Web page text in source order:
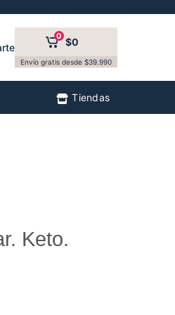
0 $0
Envío gratis desde $39.990
Tiendas
Keto.